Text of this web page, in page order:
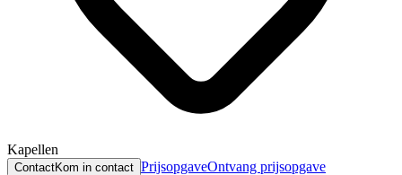
Kapellen
ContactKom in contact PrijsopgaveOntvang prijsopgave